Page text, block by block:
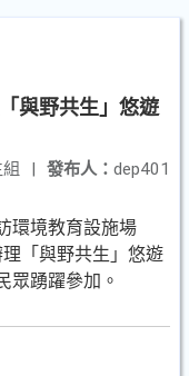
與野共生」悠遊
發布人： dep401
|
環境教育設施場
「與野共生」悠遊
眾踴躍參加。